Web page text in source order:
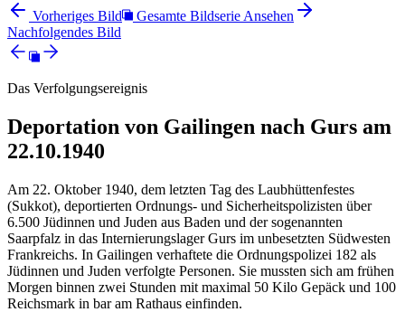
Vorheriges Bild
Gesamte Bildserie Ansehen
Nachfolgendes Bild
Das Verfolgungsereignis
Deportation von Gailingen nach Gurs am
22.10.1940
Am 22. Oktober 1940, dem letzten Tag des Laubhüttenfestes
(Sukkot), deportierten Ordnungs- und Sicherheitspolizisten über
6.500 Jüdinnen und Juden aus Baden und der sogenannten
Saarpfalz in das Internierungslager Gurs im unbesetzten Südwesten
Frankreichs. In Gailingen verhaftete die Ordnungspolizei 182 als
Jüdinnen und Juden verfolgte Personen. Sie mussten sich am frühen
Morgen binnen zwei Stunden mit maximal 50 Kilo Gepäck und 100
Reichsmark in bar am Rathaus einfinden.